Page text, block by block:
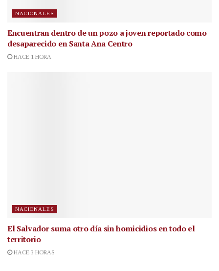
NACIONALES
Encuentran dentro de un pozo a joven reportado como
desaparecido en Santa Ana Centro
HACE 1 HORA
NACIONALES
El Salvador suma otro día sin homicidios en todo el
territorio
HACE 3 HORAS